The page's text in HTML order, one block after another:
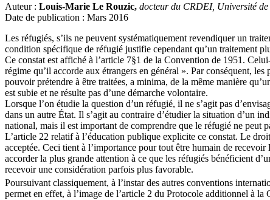
Auteur : Louis-Marie Le Rouzic, docteur du CRDEI, Université de
Date de publication : Mars 2016
Les réfugiés, s’ils ne peuvent systématiquement revendiquer un
condition spécifique de réfugié justifie cependant qu’un traitement
Ce constat est affiché à l’article 7§1 de la Convention de 1951.
régime qu’il accorde aux étrangers en général ». Par conséquent,
pouvoir prétendre à être traitées, a minima, de la même manière
est subie et ne résulte pas d’une démarche volontaire.
Lorsque l’on étudie la question d’un réfugié, il ne s’agit pas
dans un autre État. Il s’agit au contraire d’étudier la situation d’un
national, mais il est important de comprendre que le réfugié ne peut
L’article 22 relatif à l’éducation publique explicite ce constat. Le
acceptée. Ceci tient à l’importance pour tout être humain de
accorder la plus grande attention à ce que les réfugiés bénéficient
recevoir une considération parfois plus favorable.
Poursuivant classiquement, à l’instar des autres conventions
permet en effet, à l’image de l’article 2 du Protocole additionnel à